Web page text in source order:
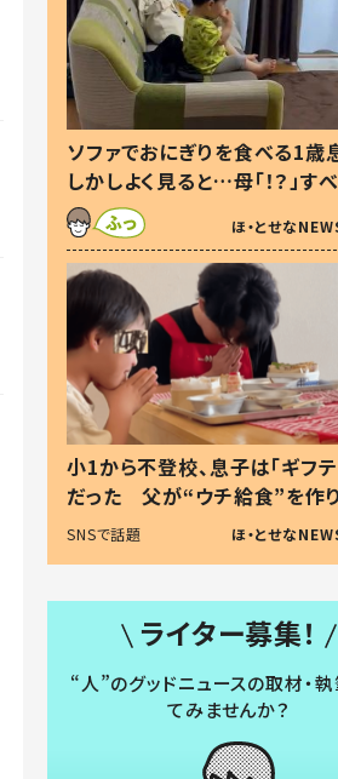
ソファでおにぎりを食べる1
しかしよく見ると…母「！？」す
察した母の投稿に「可愛いから
す！」「現行犯〜」
ほ・とせな
小1から不登校、息子は「ギフテ
だった 父が“ウチ給食”を作
る理由とは #令和の親 #令和
SNSで話題 ほ・とせな
ライター募集！
“人”のグッドニュースの取材・
てみませんか？